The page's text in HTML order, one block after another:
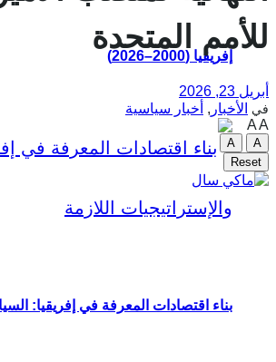
إفريقيا (2000–2026)
بناء اقتصادات المعرفة في إفريقيا:
للأمم المتحدة
أبريل 23, 2026
في الأخبار , أخبار سياسية
AA
A
A
Reset